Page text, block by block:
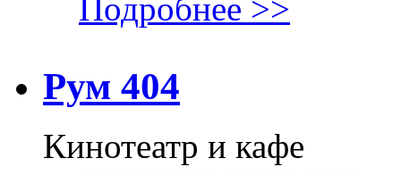
Подробнее >>
Рум 404
Кинотеатр и кафе